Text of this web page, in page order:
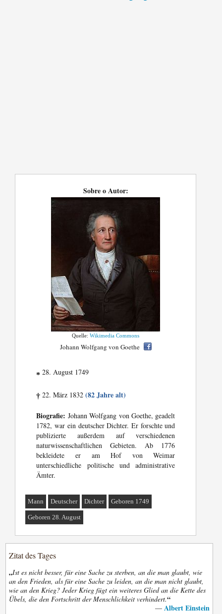
Sobre o Autor:
Quelle:Wikimedia Commons
Johann Wolfgang von Goethe
* 28. August 1749
† 22. März 1832(82 Jahre alt)
Biografie: Johann Wolfgang von Goethe, geadelt
1782, war ein deutscher Dichter. Er forschte und
publizierte außerdem auf verschiedenen
naturwissenschaftlichen Gebieten. Ab 1776
bekleidete er am Hof von Weimar
unterschiedliche politische und administrative
Ämter.
Mann Deutscher Dichter Geboren 1749
Geboren 28. August
Zitat des Tages
„Ist es nicht besser, für eine Sache zu sterben, an die man glaubt, wie
an den Frieden, als für eine Sache zu leiden, an die man nicht glaubt,
wie an den Krieg? Jeder Krieg fügt ein weiteres Glied an die Kette des
Übels, die den Fortschritt der Menschlichkeit verhindert.“
— Albert Einstein